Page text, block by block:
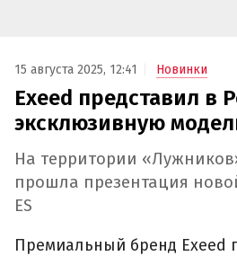
15 августа 2025, 12:41 Новинки
Exeed представил в
эксклюзивную
На территории
прошла презентация
ES
Премиальный бренд Exeed